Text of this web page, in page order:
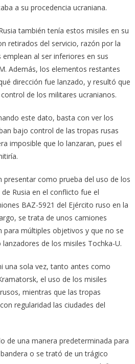
a su procedencia ucraniana.
también tenía estos misiles en su
retirados del servicio, razón por la
al ser inferiores en sus
Además, los elementos restantes
dirección fue lanzado, y resultó que
de los militares ucranianos.
este dato, basta con ver los
bajo control de las tropas rusas
imposible que lo lanzaran, pues el
como prueba del uso de los
Rusia en el conflicto fue el
BAZ-5921 del Ejército ruso en la
se trata de unos camiones
para múltiples objetivos y que no se
de los misiles Tochka-U.
una sola vez, tanto antes como
el uso de los misiles
mientras que las tropas
regularidad las ciudades del
de una manera predeterminada para
o se trató de un trágico